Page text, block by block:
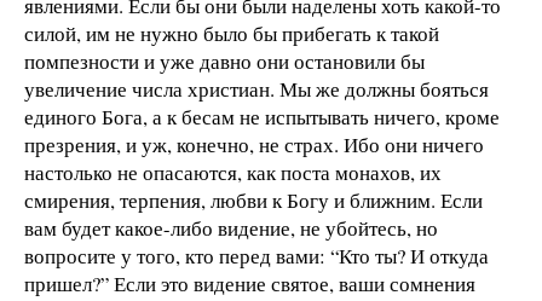
явлениями. Если бы они были наделены хоть какой-то
силой, им не нужно было бы прибегать к такой
помпезности и уже давно они остановили бы
увеличение числа христиан. Мы же должны бояться
единого Бога, а к бесам не испытывать ничего, кроме
презрения, и уж, конечно, не страх. Ибо они ничего
настолько не опасаются, как поста монахов, их
смирения, терпения, любви к Богу и ближним. Если
вам будет какое-либо видение, не убойтесь, но
вопросите у того, кто перед вами: “Кто ты? И откуда
пришел?” Если это видение святое, ваши сомнения